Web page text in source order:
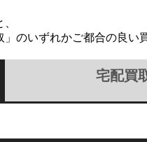
のいずれかご都合の良い
宅配買